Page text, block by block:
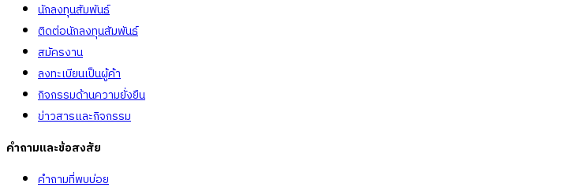
นักลงทุนสัมพันธ์
ติดต่อนักลงทุนสัมพันธ์
สมัครงาน
ลงทะเบียนเป็นผู้ค้า
กิจกรรมด้านความยั่งยืน
ข่าวสารและกิจกรรม
คำถามและข้อสงสัย
คำถามที่พบบ่อย